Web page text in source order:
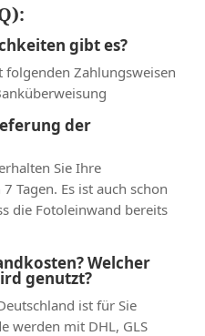
gibt es?
folgenden Zahlungsweisen
der
Sie Ihre
Tagen. Es ist auch schon
die Fotoleinwand bereits
Welcher
genutzt?
ist für Sie
werden mit DHL, GLS